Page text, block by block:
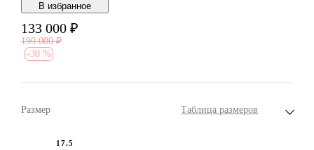
В избранноe
133 000 ₽
190 000 ₽
-30 %
Размер Таблица размеров
17.5